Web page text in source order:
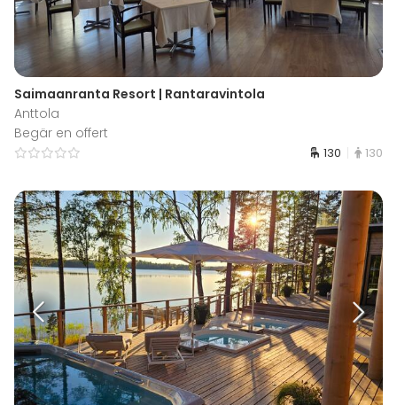
Saimaanranta Resort | Rantaravintola
Anttola
Begär en offert
130 130